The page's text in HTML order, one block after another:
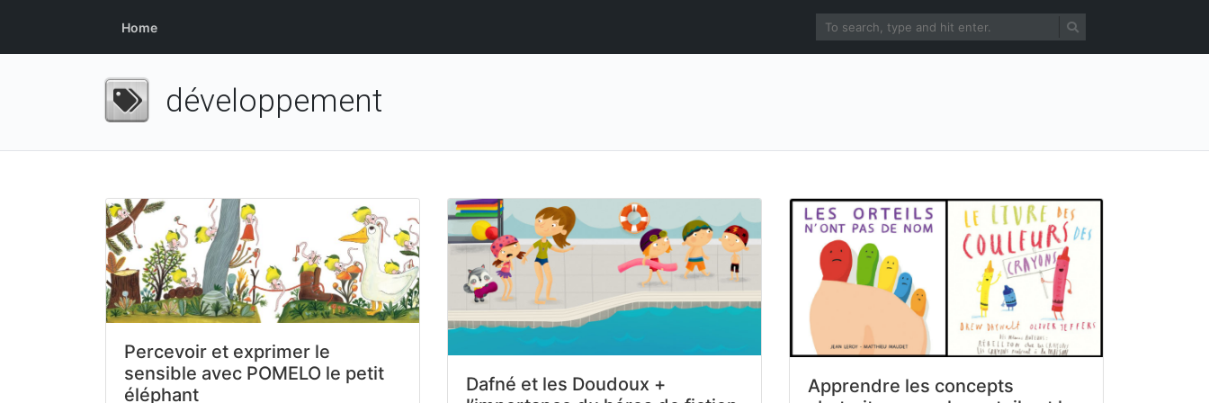
Home
développement
Percevoir et exprimer le
sensible avec POMELO le petit
éléphant
Dafné et les Doudoux +
Apprendre les concepts